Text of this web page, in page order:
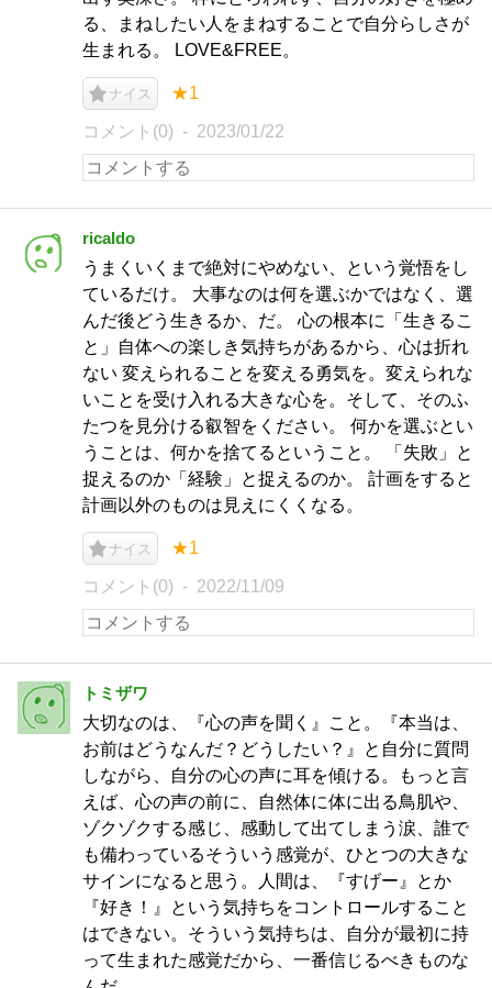
る、まねしたい人をまねすることで自分らしさが
生まれる。 LOVE&FREE。
ナイス ★1
コメント(0) 2023/01/22
ricaldo
うまくいくまで絶対にやめない、という覚悟をし
ているだけ。 大事なのは何を選ぶかではなく、選
んだ後どう生きるか、だ。 心の根本に「生きるこ
と」自体への楽しき気持ちがあるから、心は折れ
ない 変えられることを変える勇気を。変えられな
いことを受け入れる大きな心を。そして、そのふ
たつを見分ける叡智をください。 何かを選ぶとい
うことは、何かを捨てるということ。 「失敗」と
捉えるのか「経験」と捉えるのか。 計画をすると
計画以外のものは見えにくくなる。
ナイス ★1
コメント(0) 2022/11/09
トミザワ
大切なのは、『心の声を聞く』こと。『本当は、
お前はどうなんだ？どうしたい？』と自分に質問
しながら、自分の心の声に耳を傾ける。もっと言
えば、心の声の前に、自然体に体に出る鳥肌や、
ゾクゾクする感じ、感動して出てしまう涙、誰で
も備わっているそういう感覚が、ひとつの大きな
サインになると思う。人間は、『すげー』とか
『好き！』という気持ちをコントロールすること
はできない。そういう気持ちは、自分が最初に持
って生まれた感覚だから、一番信じるべきものな